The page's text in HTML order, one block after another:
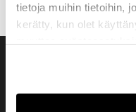
tietoja muihin tietoihin,
kerätty, kun olet